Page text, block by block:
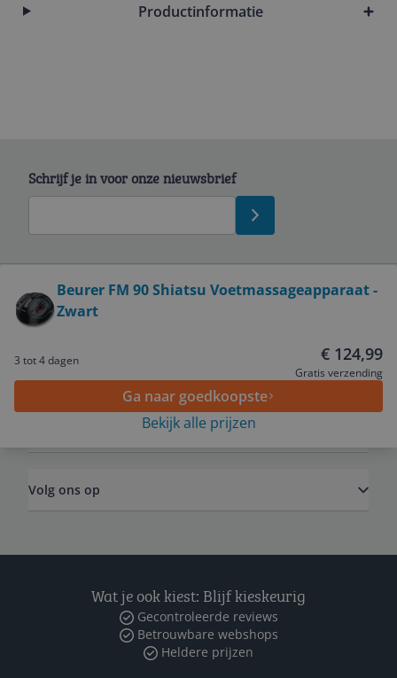
Productinformatie
Beurer FM 90 Shiatsu Voetmassageapparaat -
Zwart
3 tot 4 dagen € 124,99
Gratis verzending
Ga naar goedkoopste
Bekijk alle prijzen
Schrijf je in voor onze nieuwsbrief
Service
Algemeen
Volg ons op
Wat je ook kiest: Blijf kieskeurig
Gecontroleerde reviews
Betrouwbare webshops
Heldere prijzen